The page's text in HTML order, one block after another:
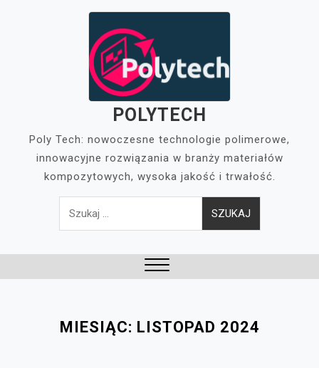
POLYTECH
Poly Tech: nowoczesne technologie polimerowe,
innowacyjne rozwiązania w branży materiałów
kompozytowych, wysoka jakość i trwałość.
Szukaj:
MIESIĄC: LISTOPAD 2024